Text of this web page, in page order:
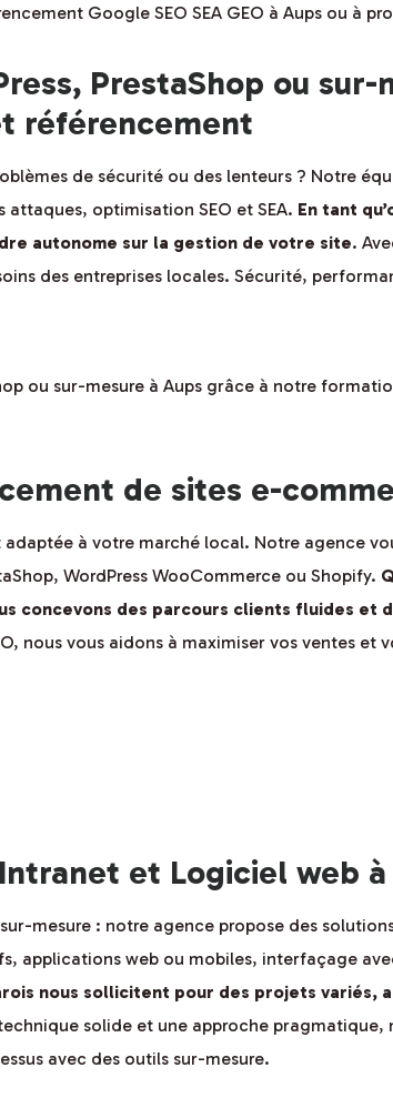
Google SEO SEA GEO à Aups ou à
PrestaShop ou sur-
référencement
de sécurité ou des lenteurs ? Notre
optimisation SEO et SEA. En tant
autonome sur la gestion de votre site.
des entreprises locales. Sécurité,
ou sur-mesure à Aups grâce à notre
de sites e-
à votre marché local. Notre agence
WordPress WooCommerce ou Shopify.
concevons des parcours clients fluides et
nous vous aidons à maximiser vos ventes et
et Logiciel web à
mesure : notre agence propose des
applications web ou mobiles, interfaçage
nous sollicitent pour des projets variés,
solide et une approche pragmatique,
avec des outils sur-mesure.